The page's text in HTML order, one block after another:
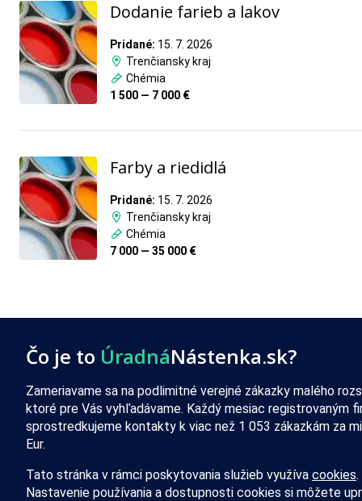
Dodanie farieb a lakov
Pridané: 15. 7. 2026
Trenčiansky kraj
Chémia
1 500 — 7 000 €
Farby a riedidlá
Pridané: 15. 7. 2026
Trenčiansky kraj
Chémia
7 000 — 35 000 €
Čo je to ÚradnáNástenka.sk?
Zameriavame sa na podlimitné verejné zákazky malého
ktoré pre Vás vyhľadávame. Každý mesiac registrovaným
sprostredkujeme kontakty k viac než 1 053 zákazkám za
Eur.
Tato stránka v rámci poskytovania služieb využíva cookies.
Nastavenie používania a dostupnosti cookies si môžete